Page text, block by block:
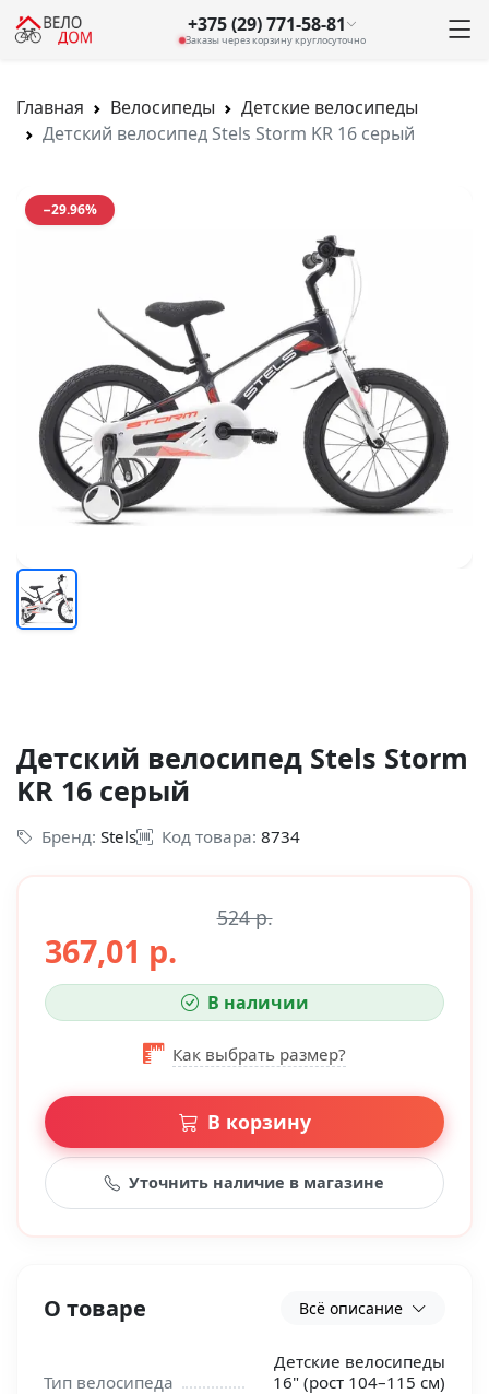
+375 (29) 771-58-81
Заказы через корзину круглосуточно
Главная Велосипеды
Детские велосипеды
Детский велосипед Stels Storm KR 16 серый
−29.96%
Детский велосипед Stels Storm
KR 16 серый
Бренд: Stels Код товара: 8734
О товаре Всё описание
Тип велосипеда
Детские велосипеды
16" (рост 104–115 см)
524 р.
367,01 р.
В наличии
Как выбрать размер?
В корзину
Уточнить наличие в магазине